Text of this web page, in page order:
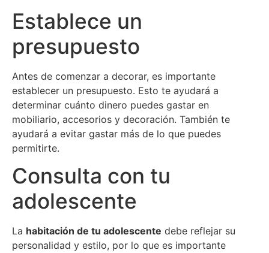
Establece un
presupuesto
Antes de comenzar a decorar, es importante
establecer un presupuesto. Esto te ayudará a
determinar cuánto dinero puedes gastar en
mobiliario, accesorios y decoración. También te
ayudará a evitar gastar más de lo que puedes
permitirte.
Consulta con tu
adolescente
La habitación de tu adolescente debe reflejar su
personalidad y estilo, por lo que es importante